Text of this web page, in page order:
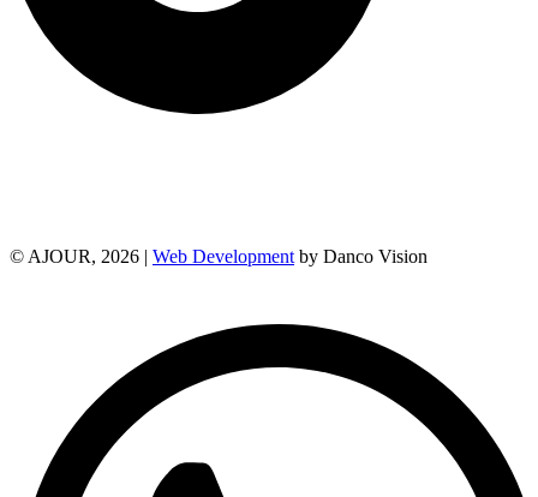
© AJOUR, 2026 | Web Development by Danco Vision